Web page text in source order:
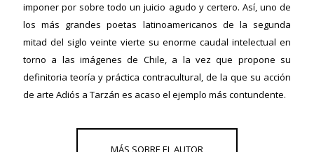
imponer por sobre todo un juicio agudo y certero. Así, uno de
los más grandes poetas latinoamericanos de la segunda
mitad del siglo veinte vierte su enorme caudal intelectual en
torno a las imágenes de Chile, a la vez que propone su
definitoria teoría y práctica contracultural, de la que su acción
de arte Adiós a Tarzán es acaso el ejemplo más contundente.